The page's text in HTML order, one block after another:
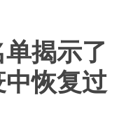
揭示了
恢复过